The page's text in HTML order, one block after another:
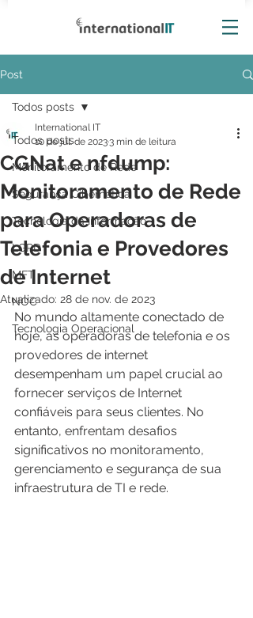
Post
Todos posts
Monitoramento de Rede
Segurança Cibernética
Tecnologia da Informação
LGPD
MFT
NOC
Tecnologia Operacional
Todos posts
CGNat e nfdump:
Monitoramento de Rede
para Operadoras de
Telefonia e Provedores
de Internet
International IT
10 de jul. de 20233 min de leitura
Atualizado: 28 de nov. de 2023
No mundo altamente conectado de
hoje, as operadoras de telefonia e os
provedores de internet
desempenham um papel crucial ao
fornecer serviços de Internet
confiáveis para seus clientes. No
entanto, enfrentam desafios
significativos no monitoramento,
gerenciamento e segurança de sua
infraestrutura de TI e rede.